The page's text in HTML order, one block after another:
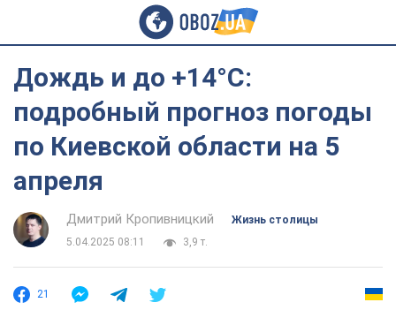
Дождь и до +14°С:
подробный прогноз погоды
по Киевской области на 5
апреля
Дмитрий Кропивницкий
Жизнь столицы
5.04.2025 08:11
3,9 т.
21